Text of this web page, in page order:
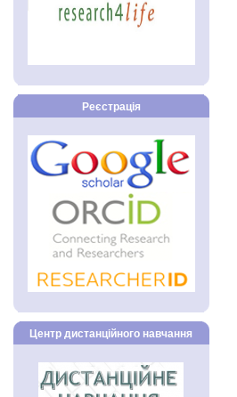
Реєстрація
Центр дистанційного навчання